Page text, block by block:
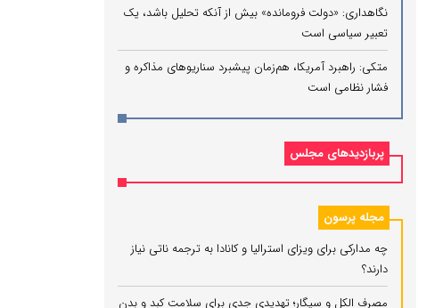
نگاهداری: «دولت فرومانده» بیش از آنکه تحلیل باشد، یک
تعبیر سیاسی است
متکی: راهبرد آمریکا، هم‌زمان پیشبرد سناریوهای مذاکره و
فشار نظامی است
پربازدیدهای مجلس
مجله پرسون
چه مدارکی برای ویزای استرالیا و کانادا به ترجمه ناتی نیاز
دارند؟
مصرف الکل و سیگار؛ تهدیدی جدی برای سلامت کبد و بدن